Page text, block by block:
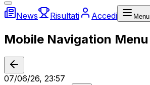
News Risultati Accedi Menu
Mobile Navigation Menu
07/06/26, 23:57